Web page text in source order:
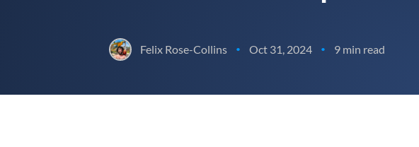
Felix Rose-Collins • Oct 31, 2024 • 9 min read